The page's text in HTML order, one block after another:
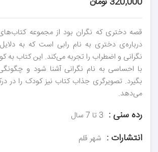
قصه دختری که نگران بود از مجموعه
درباره‌ی دختری به نام رابی است که به
نگرانی و اضطراب را تجربه می‌کند. این کتاب به
با احساسی به نام نگرانی آشنا شود و چگونگی
بگیرد. تصویرگری جذاب کتاب نیز کودک را در
می‌دهد.
رده سنی : 3 تا 7 سال
انتشارات : شهر قلم